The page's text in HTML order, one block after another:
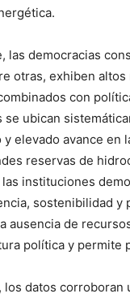
las democracias
otras, exhiben
con
se ubican
elevado avance en
reservas de
instituciones
sostenibilidad y
ausencia de
política y permite
los datos corroboran